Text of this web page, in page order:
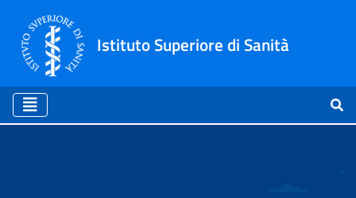
Istituto Superiore di Sanità
Home